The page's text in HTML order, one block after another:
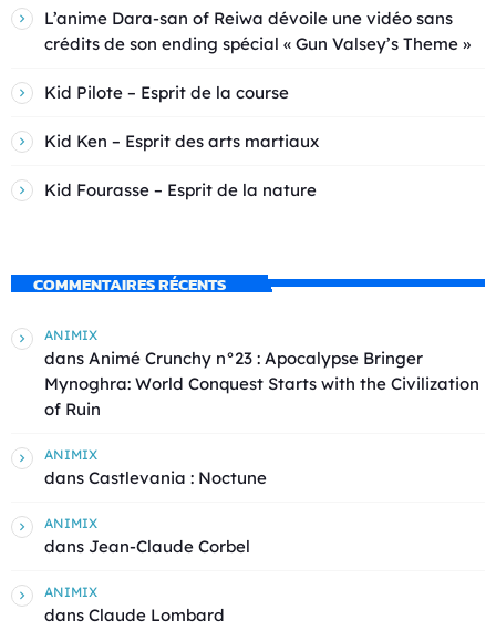
L’anime Dara-san of Reiwa dévoile une vidéo sans
crédits de son ending spécial « Gun Valsey’s Theme »
Kid Pilote – Esprit de la course
Kid Ken – Esprit des arts martiaux
Kid Fourasse – Esprit de la nature
COMMENTAIRES RÉCENTS
ANIMIX
dans Animé Crunchy n°23 : Apocalypse Bringer
Mynoghra: World Conquest Starts with the Civilization
of Ruin
ANIMIX
dans Castlevania : Noctune
ANIMIX
dans Jean-Claude Corbel
ANIMIX
dans Claude Lombard